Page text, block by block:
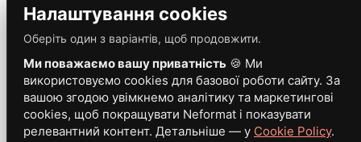
Налаштування cookies
Оберіть один з варіантів, щоб продовжити.
Ми поважаємо вашу приватність 🍪 Ми
використовуємо cookies для базової роботи сайту. За
вашою згодою увімкнемо аналітику та маркетингові
cookies, щоб покращувати Neformat і показувати
релевантний контент. Детальніше — у Cookie Policy.